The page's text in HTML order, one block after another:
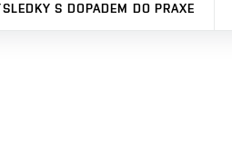
S DOPADEM DO PRAXE